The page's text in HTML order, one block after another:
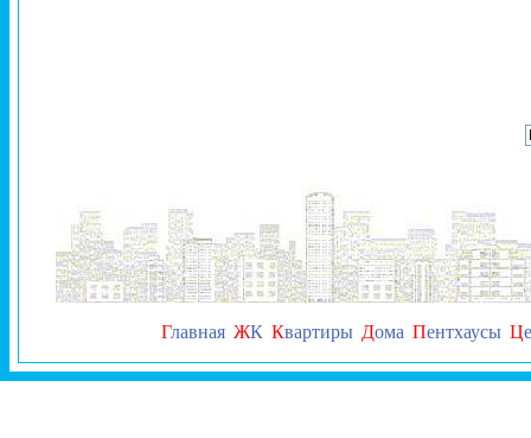
Главная ЖК Квартиры Дома Пентхаусы Ц